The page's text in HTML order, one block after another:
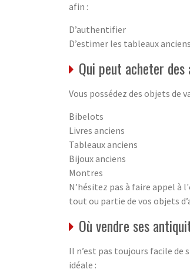
afin :
D’authentifier
D’estimer les tableaux anciens
Qui peut acheter
Vous possédez des objets de
Bibelots
Livres anciens
Tableaux anciens
Bijoux anciens
Montres
N’hésitez pas à faire appel
tout ou partie de vos objets
Où vendre ses
Il n’est pas toujours facile de
idéale :